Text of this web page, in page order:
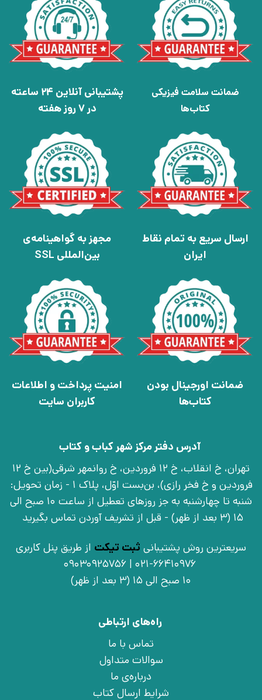
ضمانت سلامت فیزیکی
کتاب‌ها
پشتیبانی آنلاین 24 ساعته
در 7 روز هفته
ارسال سریع به تمام نقاط
ایران
مجهز به گواهینامه‌ی
بین‌المللی SSL
ضمانت اورجینال بودن
کتاب‌ها
امنیت پرداخت و اطلاعات
کاربران سایت
آدرس دفتر مرکز شهر کباب و کتاب
تهران، خ انقلاب، خ 12 فروردین، خ روانمهر شرقی(بین خ 12
فروردین و خ فخر رازی)، بن‌بست اوّل، پلاک 1 - زمان تحویل:
شنبه تا چهارشنبه به جز روزهای تعطیل از ساعت 10 صبح الی
15 (3 بعد از ظهر) - قبل از تشریف آوردن تماس بگیرید
سریعترین روش پشتیبانی ثبت تیکت از طریق پنل کاربری
021-66410976 | 09030925756
10 صبح الی 15 (3 بعد از ظهر)
راه‌های ارتباطی
تماس با ما
سوالات متداول
درباره‌ی ما
شرایط ارسال کتاب